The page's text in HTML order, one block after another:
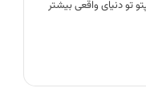
تو دنیای واقعی بیشتر